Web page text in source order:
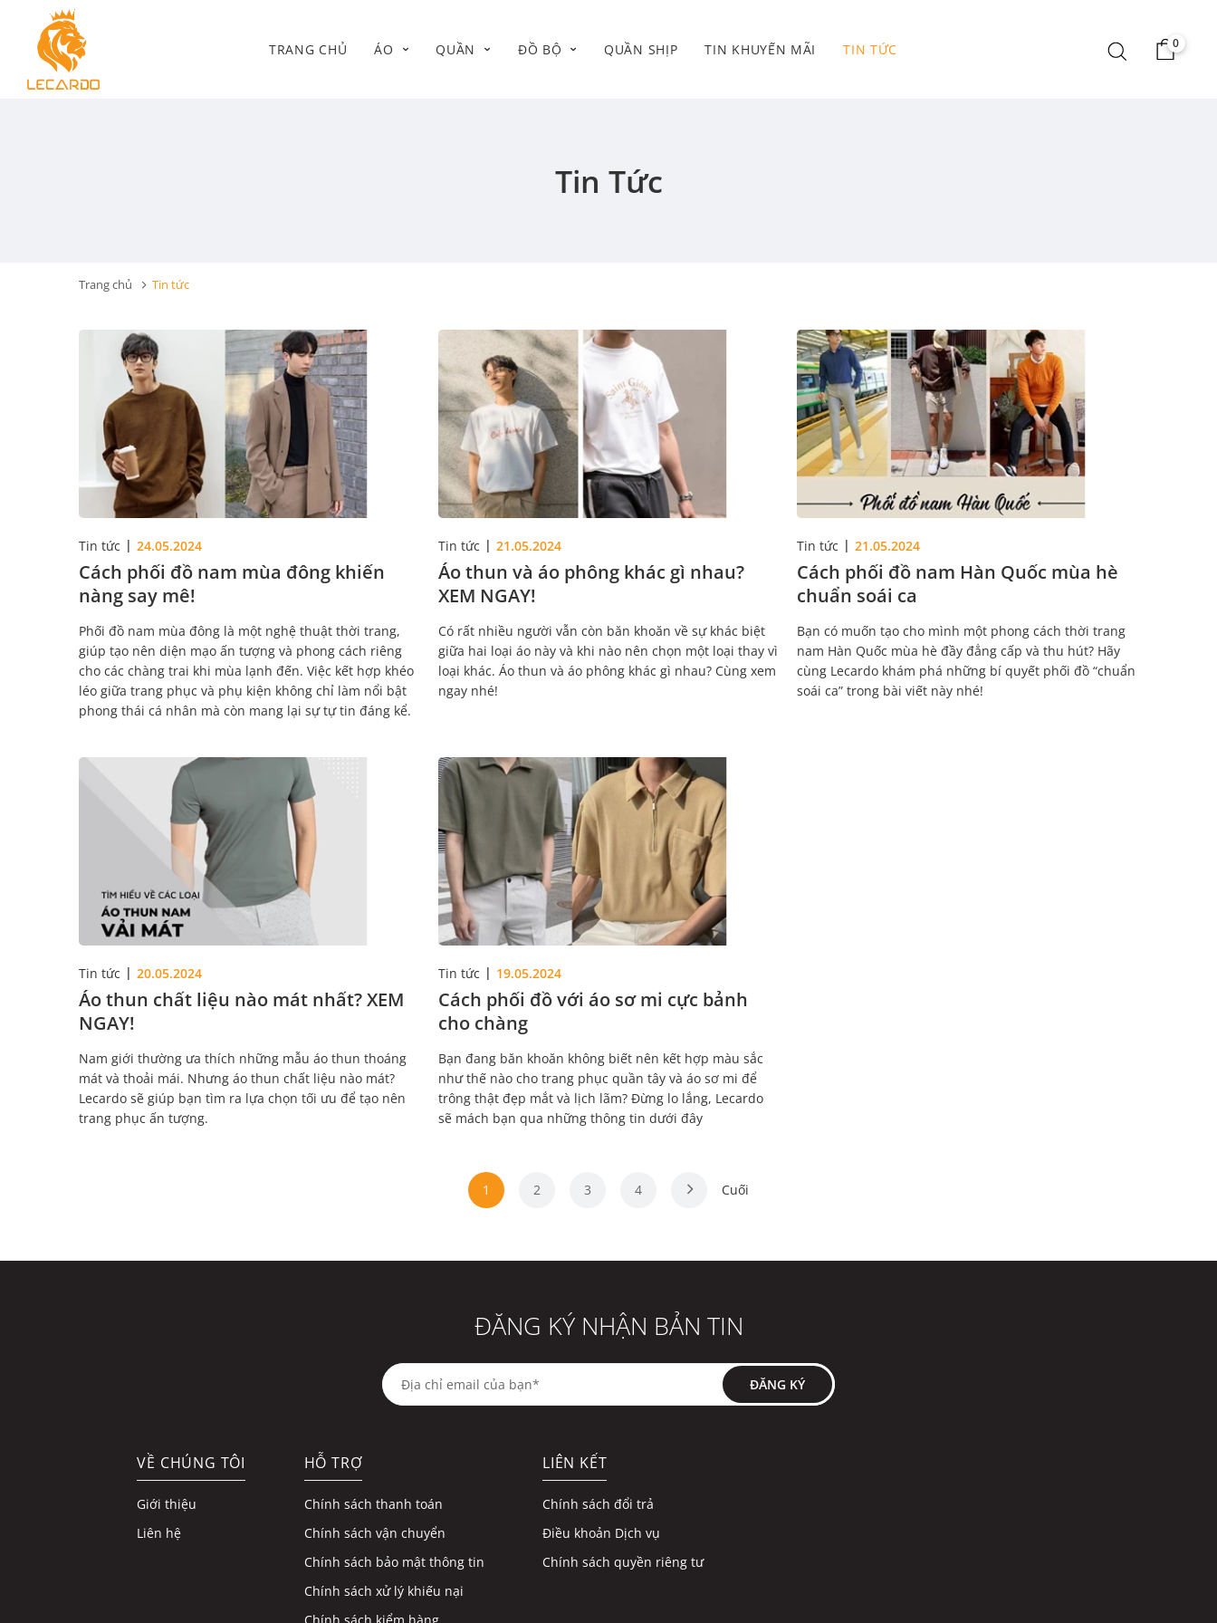
TRANG CHỦ ÁO QUẦN ĐỒ BỘ QUẦN SHỊP TIN KHUYẾN MÃI TIN TỨC 0
Tin Tức
Trang chủ Tin tức
Tin tức 24.05.2024
Cách phối đồ nam mùa đông khiến
nàng say mê!
Phối đồ nam mùa đông là một nghệ thuật thời trang,
giúp tạo nên diện mạo ấn tượng và phong cách riêng
cho các chàng trai khi mùa lạnh đến. Việc kết hợp khéo
léo giữa trang phục và phụ kiện không chỉ làm nổi bật
phong thái cá nhân mà còn mang lại sự tự tin đáng kể.
Tin tức 21.05.2024
Áo thun và áo phông khác gì nhau?
XEM NGAY!
Có rất nhiều người vẫn còn băn khoăn về sự khác biệt
giữa hai loại áo này và khi nào nên chọn một loại thay vì
loại khác. Áo thun và áo phông khác gì nhau? Cùng xem
ngay nhé!
Tin tức 21.05.2024
Cách phối đồ nam Hàn Quốc mùa hè
chuẩn soái ca
Bạn có muốn tạo cho mình một phong cách thời trang
nam Hàn Quốc mùa hè đầy đẳng cấp và thu hút? Hãy
cùng Lecardo khám phá những bí quyết phối đồ “chuẩn
soái ca” trong bài viết này nhé!
Tin tức 20.05.2024
Áo thun chất liệu nào mát nhất? XEM
NGAY!
Nam giới thường ưa thích những mẫu áo thun thoáng
mát và thoải mái. Nhưng áo thun chất liệu nào mát?
Lecardo sẽ giúp bạn tìm ra lựa chọn tối ưu để tạo nên
trang phục ấn tượng.
Tin tức 19.05.2024
Cách phối đồ với áo sơ mi cực bảnh
cho chàng
Bạn đang băn khoăn không biết nên kết hợp màu sắc
như thế nào cho trang phục quần tây và áo sơ mi để
trông thật đẹp mắt và lịch lãm? Đừng lo lắng, Lecardo
sẽ mách bạn qua những thông tin dưới đây
1 2 3 4 Cuối
ĐĂNG KÝ NHẬN BẢN TIN
ĐĂNG KÝ
VỀ CHÚNG TÔI
Giới thiệu
Liên hệ
HỖ TRỢ
Chính sách thanh toán
Chính sách vận chuyển
Chính sách bảo mật thông tin
Chính sách xử lý khiếu nại
LIÊN KẾT
Chính sách đổi trả
Điều khoản Dịch vụ
Chính sách quyền riêng tư